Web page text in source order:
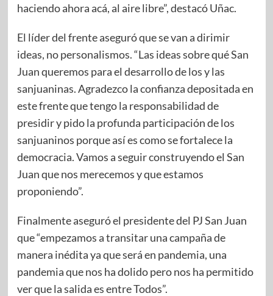
haciendo ahora acá, al aire libre”, destacó Uñac.
El líder del frente aseguró que se van a dirimir
ideas, no personalismos. “Las ideas sobre qué San
Juan queremos para el desarrollo de los y las
sanjuaninas. Agradezco la confianza depositada en
este frente que tengo la responsabilidad de
presidir y pido la profunda participación de los
sanjuaninos porque así es como se fortalece la
democracia. Vamos a seguir construyendo el San
Juan que nos merecemos y que estamos
proponiendo”.
Finalmente aseguró el presidente del PJ San Juan
que “empezamos a transitar una campaña de
manera inédita ya que será en pandemia, una
pandemia que nos ha dolido pero nos ha permitido
ver que la salida es entre Todos”.